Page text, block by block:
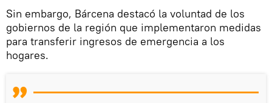
Sin embargo, Bárcena destacó la voluntad de los
gobiernos de la región que implementaron medidas
para transferir ingresos de emergencia a los
hogares.